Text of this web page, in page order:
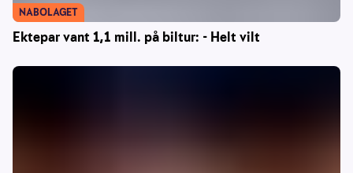
Ektepar vant 1,1 mill. på biltur: - Helt vilt
NABOLAGET